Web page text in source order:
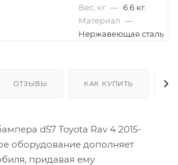
Вес, кг — 6.6 кг.
Материал —
Нержавеющая сталь
ОТЗЫВЫ КАК КУПИТЬ
d57 Toyota Rav 4 2015-
оборудование дополняет
придавая ему